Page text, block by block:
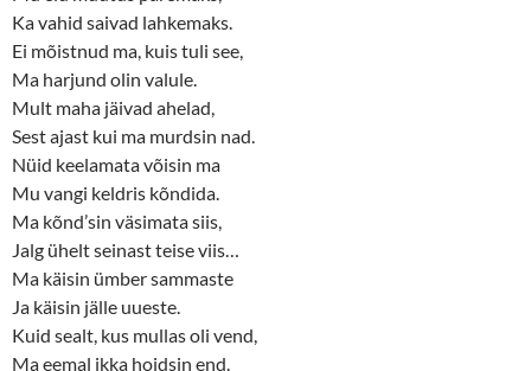
Ka vahid saivad lahkemaks.
Ei mõistnud ma, kuis tuli see,
Ma harjund olin valule.
Mult maha jäivad ahelad,
Sest ajast kui ma murdsin nad.
Nüid keelamata võisin ma
Mu vangi keldris kõndida.
Ma kõnd’sin väsimata siis,
Jalg ühelt seinast teise viis…
Ma käisin ümber sammaste
Ja käisin jälle uueste.
Kuid sealt, kus mullas oli vend,
Ma eemal ikka hoidsin end.